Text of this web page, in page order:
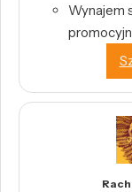
Wynajem